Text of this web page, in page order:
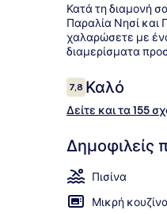
Κατά τη διαμονή
Παραλία Νησί και
χαλαρώσετε με
διαμερίσματα
Σχόλια
7,87,8 στα 10
Καλό
Δείτε και τα 155
Δημοφιλείς
Πισίνα
Μικρή